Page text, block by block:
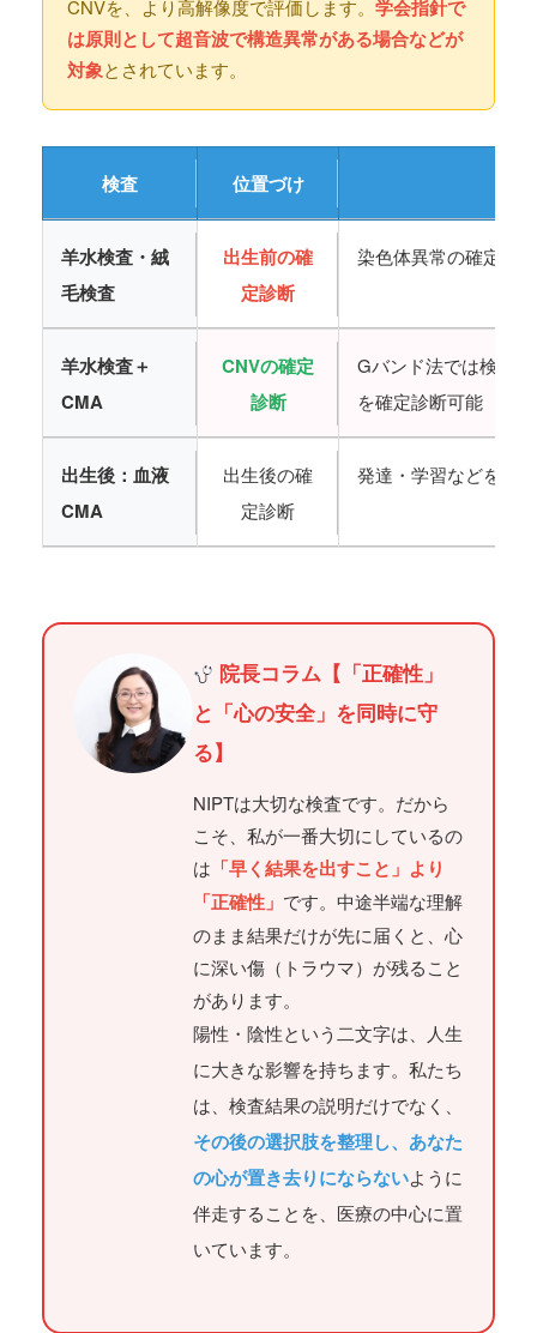
CNVを、より高解像度で評価します。 学会指針で
は原則として超音波で構造異常がある場合などが
対象とされています。
検査 位置づけ
羊水検査・絨
毛検査
出生前の確
定診断
染色体異常の確定、
羊水検査＋
CMA
CNVの確定
診断
Gバンド法では検出
を確定診断可能
出生後：血液
CMA
出生後の確
定診断
発達・学習などを含
院長コラム【「正確性」
と「心の安全」を同時に守
る】
NIPTは大切な検査です。だから
こそ、私が一番大切にしているの
は 「早く結果を出すこと」より
「正確性」 です。中途半端な理解
のまま結果だけが先に届くと、心
に深い傷（トラウマ）が残ること
があります。
陽性・陰性という二文字は、人生
に大きな影響を持ちます。私たち
は、検査結果の説明だけでなく、
その後の選択肢を整理し、あなた
の心が置き去りにならないように
伴走することを、医療の中心に置
いています。